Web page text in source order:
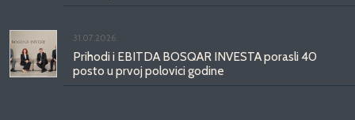
31.07.2026.
Prihodi i EBITDA BOSQAR INVESTA porasli 40
posto u prvoj polovici godine